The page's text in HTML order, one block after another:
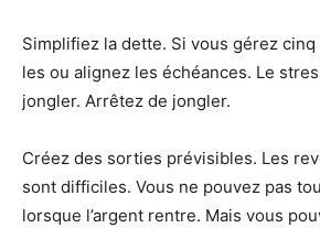
Simplifiez la dette. Si vous gérez
les ou alignez les échéances. Le
jongler. Arrêtez de jongler.
Créez des sorties prévisibles. Les
sont difficiles. Vous ne pouvez pas
lorsque l’argent rentre. Mais vous